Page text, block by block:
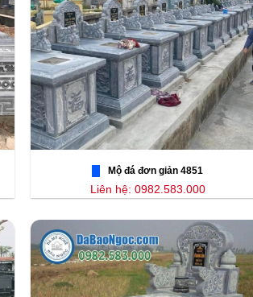
Mộ đá đơn giản 4851
Liên hệ: 0982.583.000